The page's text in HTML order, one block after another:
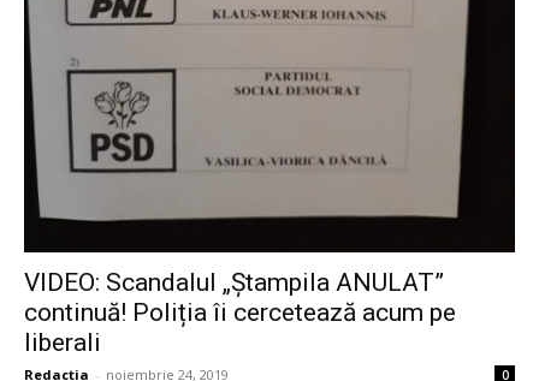
VIDEO: Scandalul „Ștampila ANULAT”
continuă! Poliția îi cercetează acum pe
liberali
Redactia - noiembrie 24, 2019 0